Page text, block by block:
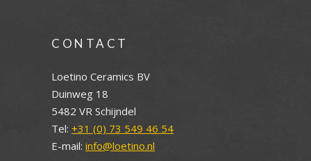
CONTACT
Loetino Ceramics BV
Duinweg 18
5482 VR Schijndel
Tel: +31 (0) 73 549 46 54
E-mail: info@loetino.nl